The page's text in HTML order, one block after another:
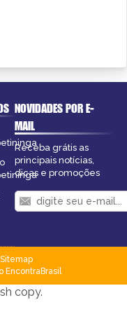
NOVIDADES POR E-
MAIL
Receba grátis as
principais notícias,
dicas e promoções
Sitemap
EncontraBrasil
copy.